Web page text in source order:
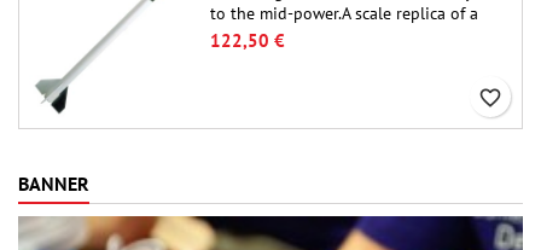
to the mid-power.A scale replica of a
famous sounding rocket, small in size
and peefect to move to higher-level kits.
122,50 €
favorite_border
BANNER